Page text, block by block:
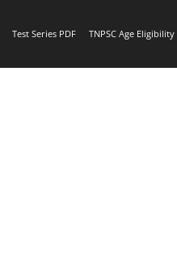
Test Series PDF TNPSC Age